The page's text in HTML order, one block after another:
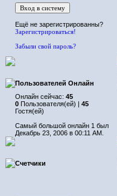
Ещё не зарегистрированны?
Зарегистрироваться!
Забыли свой пароль?
Пользователей Онлайн
Онлайн сейчас: 45
0 Пользователя(ей) | 45
Гостя(ей)
Самый большой онлайн 1 был
Декабрь 23, 2006 в 00:11 AM.
Счетчики